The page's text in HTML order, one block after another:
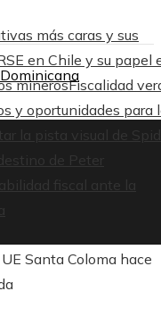
más caras y sus
en Chile y su papel
minerosFiscalidad
y oportunidades para
la pista visual de
de Peter
fiscal ante la
Santa Coloma hace